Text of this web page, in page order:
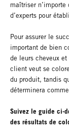
maîtriser
d’experts pour
Pour assurer le
important de bien
de leurs cheveux
client veut se
du produit, tandis
déterminera
Suivez le guide ci-
des résultats de